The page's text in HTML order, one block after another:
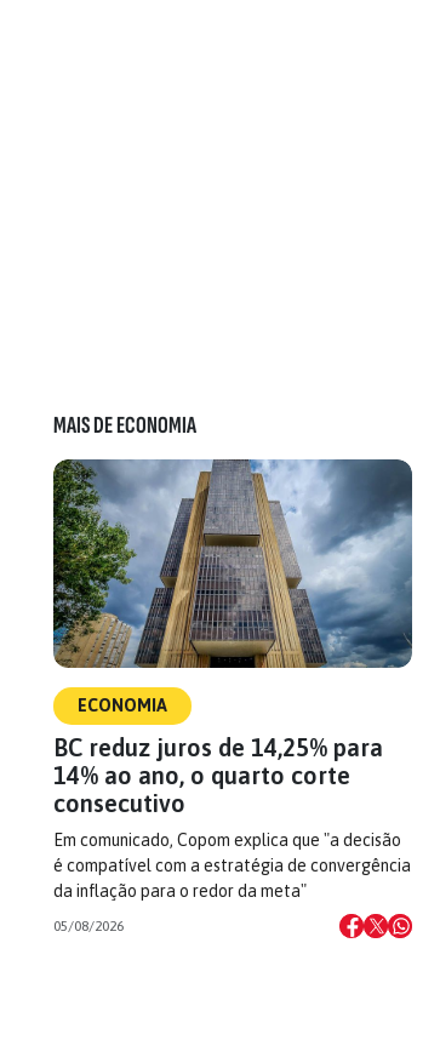
MAIS DE ECONOMIA
ECONOMIA
BC reduz juros de 14,25% para
14% ao ano, o quarto corte
consecutivo
Em comunicado, Copom explica que "a decisão
é compatível com a estratégia de convergência
da inflação para o redor da meta"
05/08/2026